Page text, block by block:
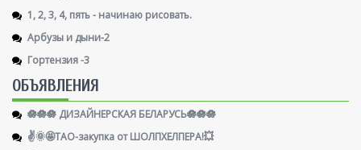
1, 2, 3, 4, пять - начинаю рисовать.
Арбузы и дыни-2
Гортензия -3
ОБЪЯВЛЕНИЯ
🪷🪷🪷 ДИЗАЙНЕРСКАЯ БЕЛАРУСЬ🪷🪷🪷
✌️🌞🤩ТАО-закупка от ШОЛПХЕЛПЕРА!💥